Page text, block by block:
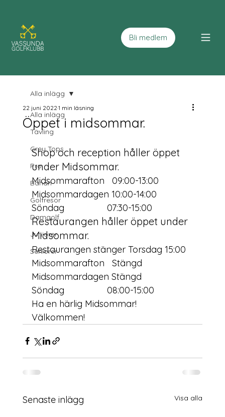
Bli medlem
Alla inlägg
Tävling
Grey Tops
Pro
Banan
Golfresor
Damgolf
Juniorer
Seniorer
Alla inlägg
Öppet i midsommar.
22 juni 20221 min läsning
Shop och reception håller öppet
under Midsommar.
Midsommarafton   09:00-13:00
Midsommardagen 10:00-14:00
Söndag                 07:30-15:00
Restaurangen håller öppet under
Midsommar.
Restaurangen stänger Torsdag 15:00
Midsommarafton   Stängd
Midsommardagen Stängd
Söndag                 08:00-15:00
Ha en härlig Midsommar!
Välkommen!
Senaste inlägg Visa alla